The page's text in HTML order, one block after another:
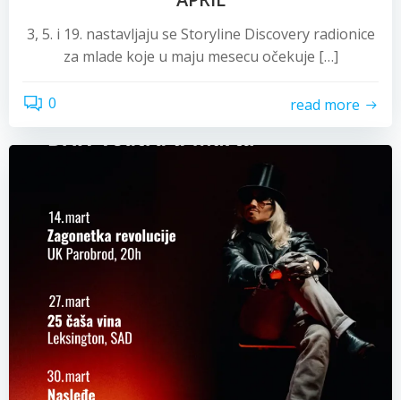
3, 5. i 19. nastavljaju se Storyline Discovery radionice
za mlade koje u maju mesecu očekuje […]
0 read more